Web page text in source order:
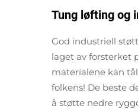
Tung løfting og
God industriell
laget av forsterket
materialene kan
folkens! De beste
å støtte nedre